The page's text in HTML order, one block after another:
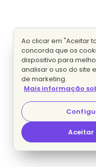
Ao clicar em "Aceitar
concorda que os
dispositivo para
analisar o uso do site
de marketing.
Mais informação
Aceitar